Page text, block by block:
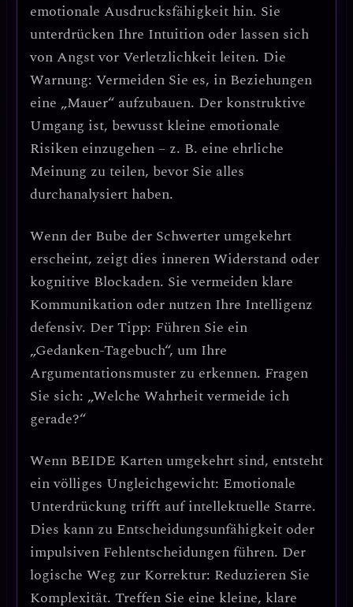
emotionale Ausdrucksfähigkeit hin. Sie
unterdrücken Ihre Intuition oder lassen sich
von Angst vor Verletzlichkeit leiten. Die
Warnung: Vermeiden Sie es, in Beziehungen
eine „Mauer“ aufzubauen. Der konstruktive
Umgang ist, bewusst kleine emotionale
Risiken einzugehen – z. B. eine ehrliche
Meinung zu teilen, bevor Sie alles
durchanalysiert haben.
Wenn der Bube der Schwerter umgekehrt
erscheint, zeigt dies inneren Widerstand oder
kognitive Blockaden. Sie vermeiden klare
Kommunikation oder nutzen Ihre Intelligenz
defensiv. Der Tipp: Führen Sie ein
„Gedanken-Tagebuch“, um Ihre
Argumentationsmuster zu erkennen. Fragen
Sie sich: „Welche Wahrheit vermeide ich
gerade?“
Wenn BEIDE Karten umgekehrt sind, entsteht
einvölliges Ungleichgewicht: Emotionale
Unterdrückung trifft auf intellektuelle Starre.
Dies kann zu Entscheidungsunfähigkeit oder
impulsiven Fehlentscheidungenführen. Der
logische Weg zur Korrektur: Reduzieren Sie
Komplexität. Treffen Sie eine kleine, klare